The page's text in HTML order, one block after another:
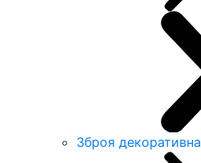
Зброя декоративна